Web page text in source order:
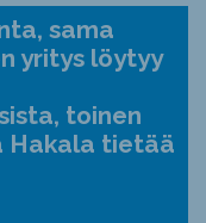
sama
yritys löytyy
toinen
Hakala tietää